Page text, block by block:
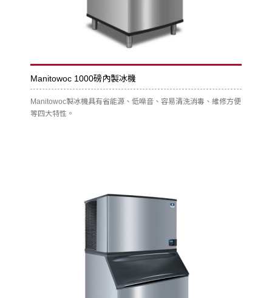
Manitowoc 1000磅內製冰機
Manitowoc製冰機具有省能源、低噪音、容易清洗消毒、維修方便
等四大特性。